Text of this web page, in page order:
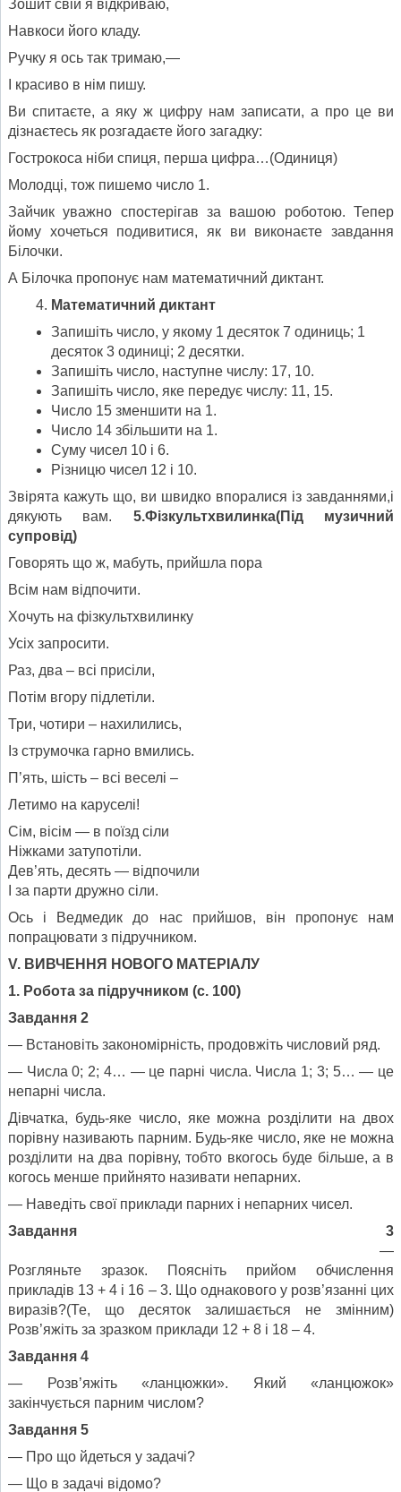
Зошит свій я відкриваю,
Навкоси його кладу.
Ручку я ось так тримаю,—
І красиво в нім пишу.
Ви спитаєте, а яку ж цифру нам записати, а про це ви
дізнаєтесь як розгадаєте його загадку:
Гострокоса ніби спиця, перша цифра…(Одиниця)
Молодці, тож пишемо число 1.
Зайчик уважно спостерігав за вашою роботою. Тепер
йому хочеться подивитися, як ви виконаєте завдання
Білочки.
А Білочка пропонує нам математичний диктант.
Математичний диктант
Запишіть число, у якому 1 десяток 7 одиниць; 1
десяток 3 одиниці; 2 десятки.
Запишіть число, наступне числу: 17, 10.
Запишіть число, яке передує числу: 11, 15.
Число 15 зменшити на 1.
Число 14 збільшити на 1.
Суму чисел 10 і 6.
Різницю чисел 12 і 10.
Звірята кажуть що, ви швидко впоралися із завданнями,і
дякують вам. 5.Фізкультхвилинка(Під музичний
супровід)
Говорять що ж, мабуть, прийшла пора
Всім нам відпочити.
Хочуть на фізкультхвилинку
Усіх запросити.
Раз, два – всі присіли,
Потім вгору підлетіли.
Три, чотири – нахилились,
Із струмочка гарно вмились.
П’ять, шість – всі веселі –
Летимо на каруселі!
Сім, вісім — в поїзд сіли
Ніжками затупотіли.
Дев’ять, десять — відпочили
І за парти дружно сіли.
Ось і Ведмедик до нас прийшов, він пропонує нам
попрацювати з підручником.
V. ВИВЧЕННЯ НОВОГО МАТЕРІАЛУ
1. Робота за підручником (с. 100)
Завдання 2
— Встановіть закономірність, продовжіть числовий ряд.
— Числа 0; 2; 4… — це парні числа. Числа 1; 3; 5… — це
непарні числа.
Дівчатка, будь-яке число, яке можна розділити на двох
порівну називають парним. Будь-яке число, яке не можна
розділити на два порівну, тобто вкогось буде більше, а в
когось менше прийнято називати непарних.
— Наведіть свої приклади парних і непарних чисел.
Завдання 3
—
Розгляньте зразок. Поясніть прийом обчислення
прикладів 13 + 4 і 16 – 3. Що однакового у розв’язанні цих
виразів?(Те, що десяток залишається не змінним)
Розв’яжіть за зразком приклади 12 + 8 і 18 – 4.
Завдання 4
— Розв’яжіть «ланцюжки». Який «ланцюжок»
закінчується парним числом?
Завдання 5
— Про що йдеться у задачі?
— Що в задачі відомо?